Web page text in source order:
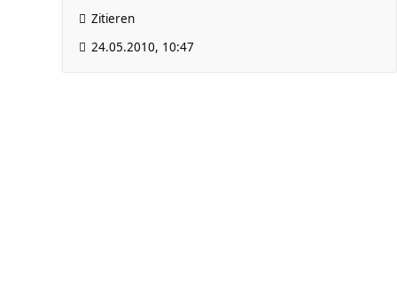
Zitieren
24.05.2010, 10:47